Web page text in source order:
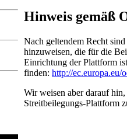
Hinweis gemäß
Nach geltendem Recht
hinzuweisen, die für die
Einrichtung der Plattform
finden: http://ec.europa.eu/
Wir weisen aber darauf
Streitbeilegungs-Plattform